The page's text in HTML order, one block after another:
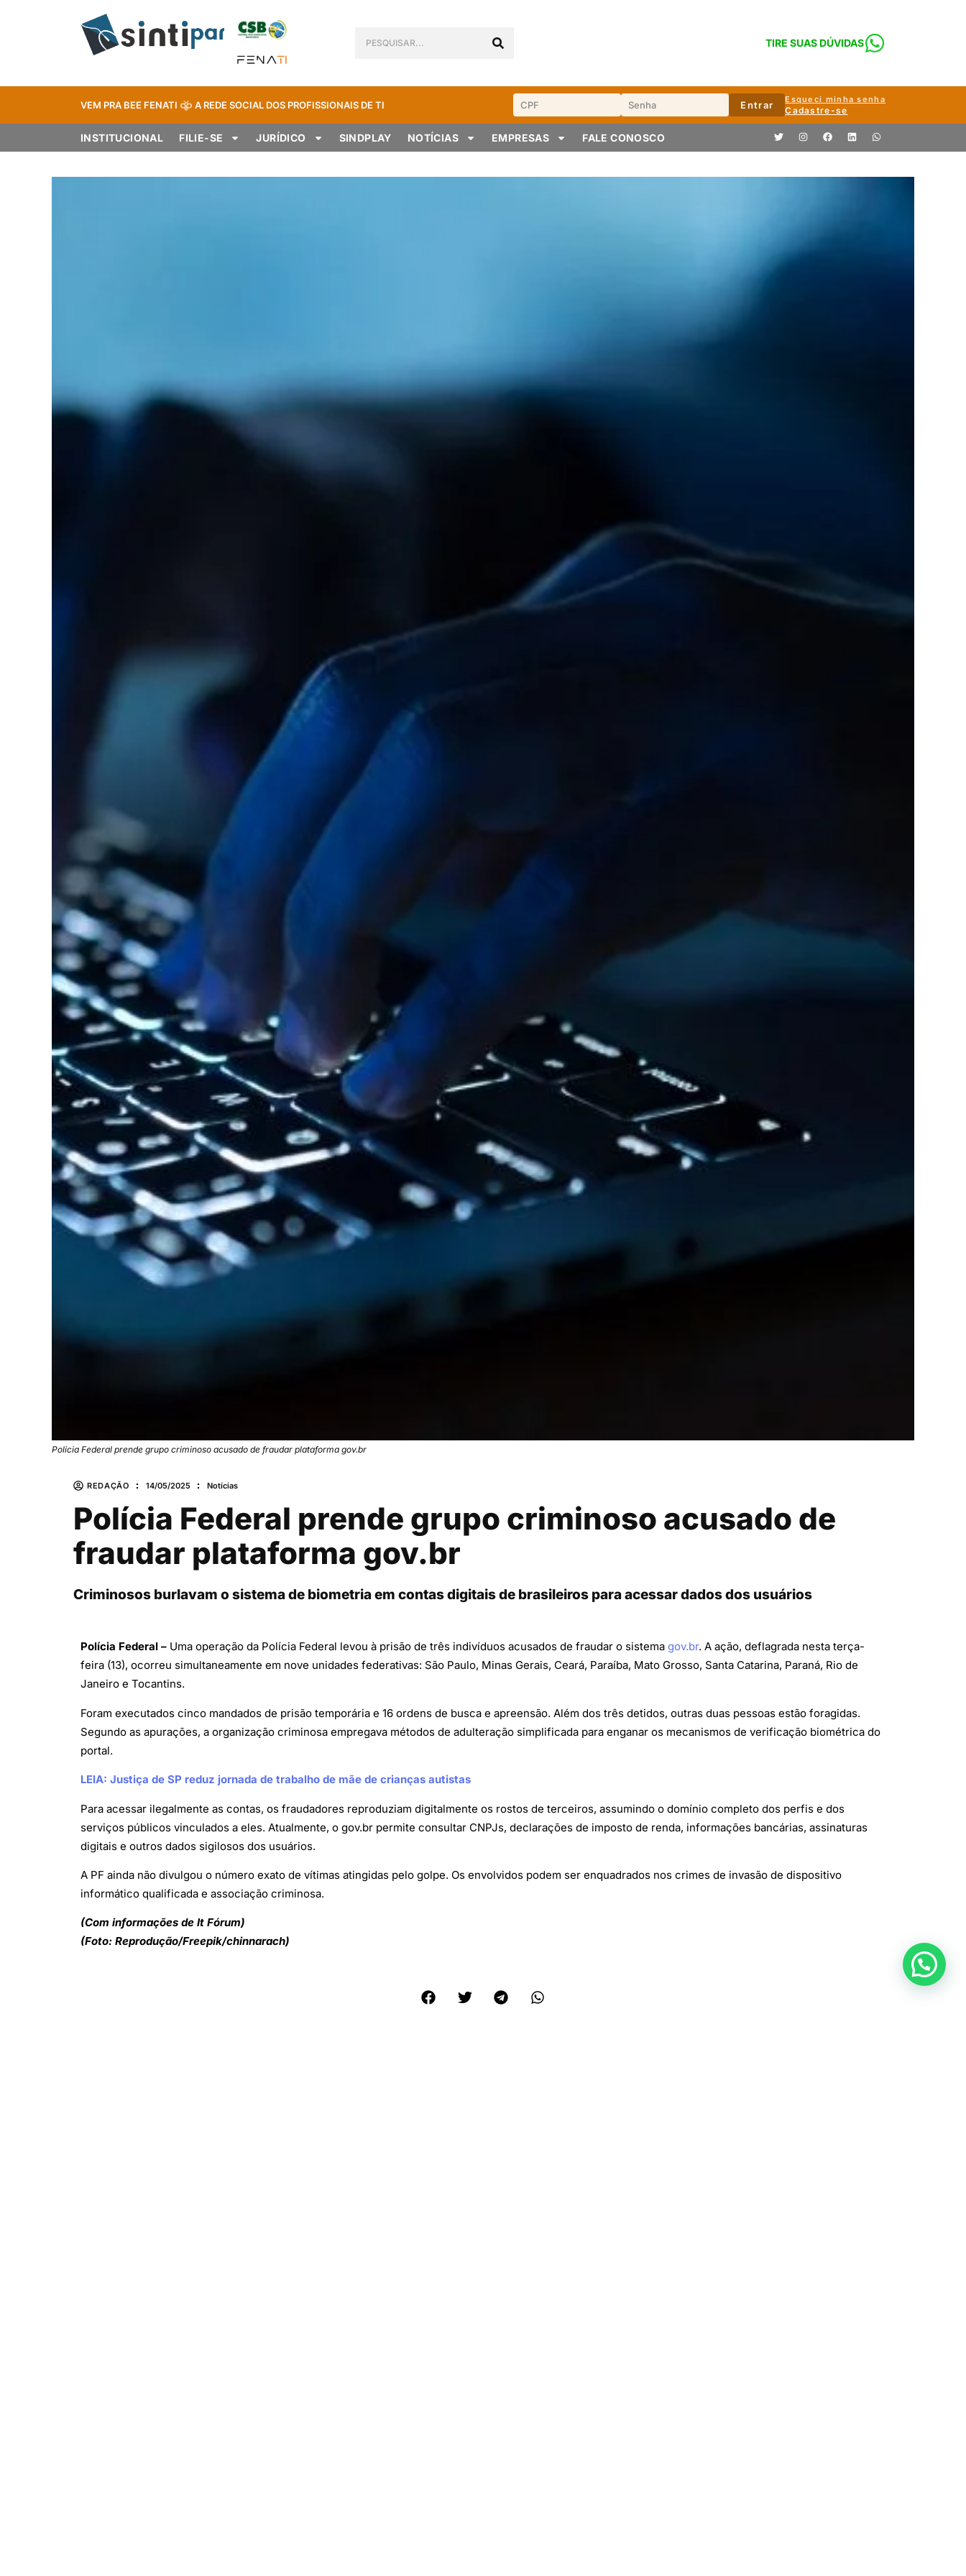
TIRE SUAS DÚVIDAS
VEM PRA BEE FENATI A REDE SOCIAL DOS PROFISSIONAIS DE TI Entrar Esqueci minha senha
Cadastre-se
INSTITUCIONAL FILIE-SE JURÍDICO SINDPLAY NOTÍCIAS EMPRESAS FALE CONOSCO
Polícia Federal prende grupo criminoso acusado de fraudar plataforma gov.br
REDAÇÃO 14/05/2025 Notícias
Polícia Federal prende grupo criminoso acusado de
fraudar plataforma gov.br
Criminosos burlavam o sistema de biometria em contas digitais de brasileiros para acessar dados dos usuários
Polícia Federal – Uma operação da Polícia Federal levou à prisão de três indivíduos acusados de fraudar o sistema gov.br. A ação, deflagrada nesta terça-
feira (13), ocorreu simultaneamente em nove unidades federativas: São Paulo, Minas Gerais, Ceará, Paraíba, Mato Grosso, Santa Catarina, Paraná, Rio de
Janeiro e Tocantins.
Foram executados cinco mandados de prisão temporária e 16 ordens de busca e apreensão. Além dos três detidos, outras duas pessoas estão foragidas.
Segundo as apurações, a organização criminosa empregava métodos de adulteração simplificada para enganar os mecanismos de verificação biométrica do
portal.
LEIA: Justiça de SP reduz jornada de trabalho de mãe de crianças autistas
Para acessar ilegalmente as contas, os fraudadores reproduziam digitalmente os rostos de terceiros, assumindo o domínio completo dos perfis e dos
serviços públicos vinculados a eles. Atualmente, o gov.br permite consultar CNPJs, declarações de imposto de renda, informações bancárias, assinaturas
digitais e outros dados sigilosos dos usuários.
A PF ainda não divulgou o número exato de vítimas atingidas pelo golpe. Os envolvidos podem ser enquadrados nos crimes de invasão de dispositivo
informático qualificada e associação criminosa.
(Com informações de It Fórum)
(Foto: Reprodução/Freepik/chinnarach)